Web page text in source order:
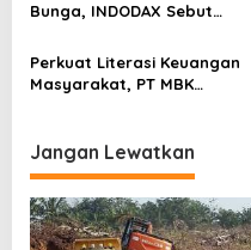
Bunga, INDODAX Sebut
Sentimen Pasar
Perkuat Literasi Keuangan
Masyarakat, PT MBK
Jangan Lewatkan